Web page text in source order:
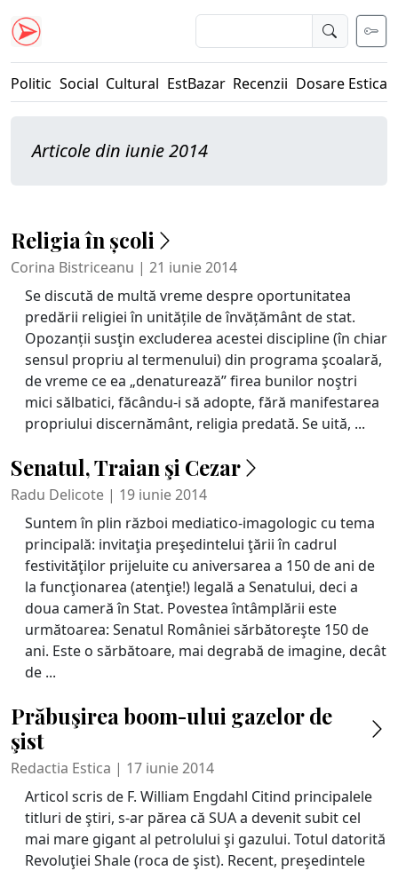
Politic Social Cultural EstBazar Recenzii Dosare Estica
Articole din iunie 2014
Religia în școli
Corina Bistriceanu | 21 iunie 2014
Se discută de multă vreme despre oportunitatea
predării religiei în unitățile de învățământ de stat.
Opozanții susţin excluderea acestei discipline (în chiar
sensul propriu al termenului) din programa şcoalară,
de vreme ce ea „denaturează” firea bunilor noştri
mici sălbatici, făcându-i să adopte, fără manifestarea
propriului discernământ, religia predată. Se uită, ...
Senatul, Traian şi Cezar
Radu Delicote | 19 iunie 2014
Suntem în plin război mediatico-imagologic cu tema
principală: invitaţia preşedintelui ţării în cadrul
festivităţilor prijeluite cu aniversarea a 150 de ani de
la funcţionarea (atenţie!) legală a Senatului, deci a
doua cameră în Stat. Povestea întâmplării este
următoarea: Senatul României sărbătoreşte 150 de
ani. Este o sărbătoare, mai degrabă de imagine, decât
de ...
Prăbuşirea boom-ului gazelor de
şist
Redactia Estica | 17 iunie 2014
Articol scris de F. William Engdahl Citind principalele
titluri de ştiri, s-ar părea că SUA a devenit subit cel
mai mare gigant al petrolului şi gazului. Totul datorită
Revoluţiei Shale (roca de şist). Recent, preşedintele